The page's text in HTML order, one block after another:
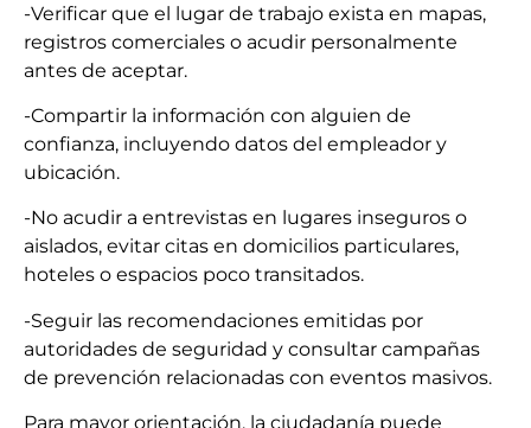
-Verificar que el lugar de trabajo exista en mapas,
registros comerciales o acudir personalmente
antes de aceptar.
-Compartir la información con alguien de
confianza, incluyendo datos del empleador y
ubicación.
-No acudir a entrevistas en lugares inseguros o
aislados, evitar citas en domicilios particulares,
hoteles o espacios poco transitados.
-Seguir las recomendaciones emitidas por
autoridades de seguridad y consultar campañas
de prevención relacionadas con eventos masivos.
Para mayor orientación, la ciudadanía puede